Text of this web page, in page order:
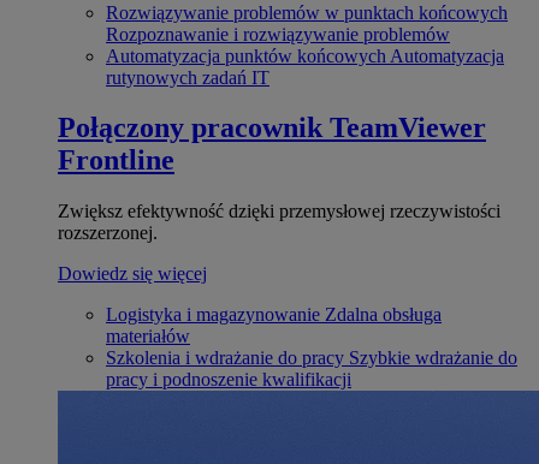
Rozwiązywanie problemów w punktach końcowych
Rozpoznawanie i rozwiązywanie problemów
Automatyzacja punktów końcowych Automatyzacja
rutynowych zadań IT
Połączony pracownik TeamViewer
Frontline
Zwiększ efektywność dzięki przemysłowej rzeczywistości
rozszerzonej.
Dowiedz się więcej
Logistyka i magazynowanie Zdalna obsługa
materiałów
Szkolenia i wdrażanie do pracy Szybkie wdrażanie do
pracy i podnoszenie kwalifikacji